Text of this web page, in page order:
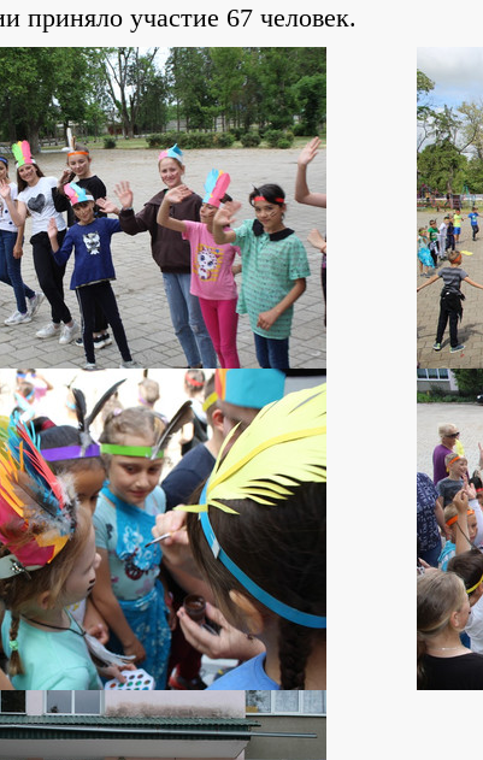
приняло участие 67 человек.